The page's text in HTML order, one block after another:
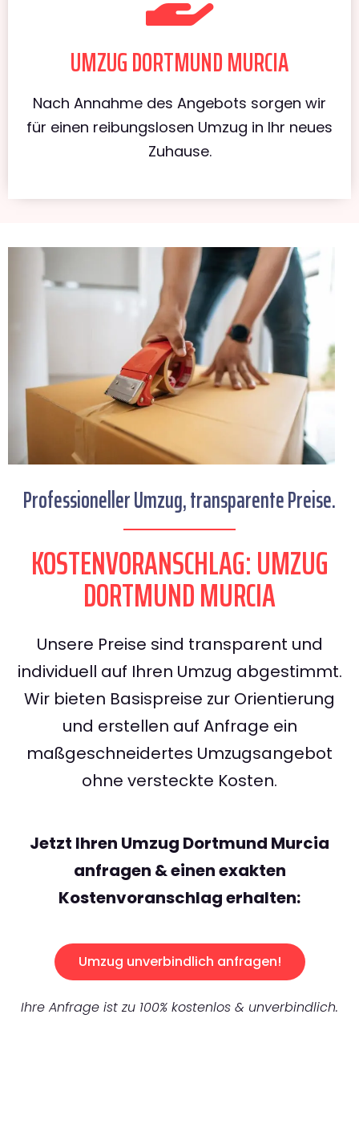
UMZUG DORTMUND MURCIA
Nach Annahme des Angebots sorgen wir
für einen reibungslosen Umzug in Ihr neues
Zuhause.
Professioneller Umzug, transparente Preise.
KOSTENVORANSCHLAG: UMZUG
DORTMUND MURCIA
Unsere Preise sind transparent und
individuell auf Ihren Umzug abgestimmt.
Wir bieten Basispreise zur Orientierung
und erstellen auf Anfrage ein
maßgeschneidertes Umzugsangebot
ohne versteckte Kosten.
Jetzt Ihren Umzug Dortmund Murcia
anfragen & einen exakten
Kostenvoranschlag erhalten:
Umzug unverbindlich anfragen!
Ihre Anfrage ist zu 100% kostenlos & unverbindlich.